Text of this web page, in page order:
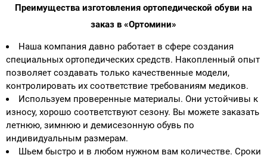
Преимущества изготовления ортопедической обуви на
заказ в «Ортомини»
Наша компания давно работает в сфере создания
специальных ортопедических средств. Накопленный опыт
позволяет создавать только качественные модели,
контролировать их соответствие требованиям медиков.
Используем проверенные материалы. Они устойчивы к
износу, хорошо соответствуют сезону. Вы можете заказать
летнюю, зимнюю и демисезонную обувь по
индивидуальным размерам.
Шьем быстро и в любом нужном вам количестве. Сроки